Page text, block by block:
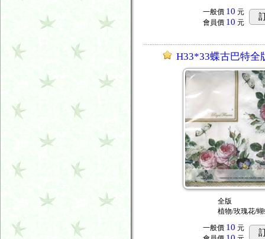
一般價 10 元
會員價 10 元
H33*33蝶古巴特全
全版
植物/玫瑰花/蝴
一般價 10 元